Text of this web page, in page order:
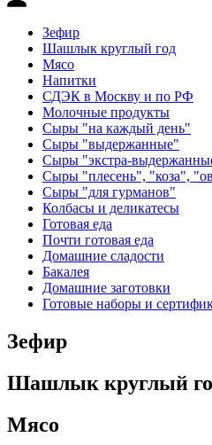
Зефир
Шашлык круглый год
Мясо
Напитки
СДЭК в Москву и по РФ
Молочные продукты
Сыры "на каждый день"
Сыры "выдержанные"
Сыры "экстра-
Сыры "плесень", "коза",
Сыры "для гурманов"
Колбасы и деликатесы
Готовая еда
Почти готовая еда
Домашние сладости
Бакалея
Домашние заготовки
Готовые наборы и
Зефир
Шашлык круглый
Мясо